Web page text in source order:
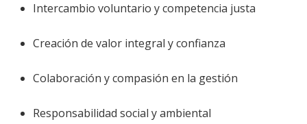
Intercambio voluntario y competencia justa
Creación de valor integral y confianza
Colaboración y compasión en la gestión
Responsabilidad social y ambiental